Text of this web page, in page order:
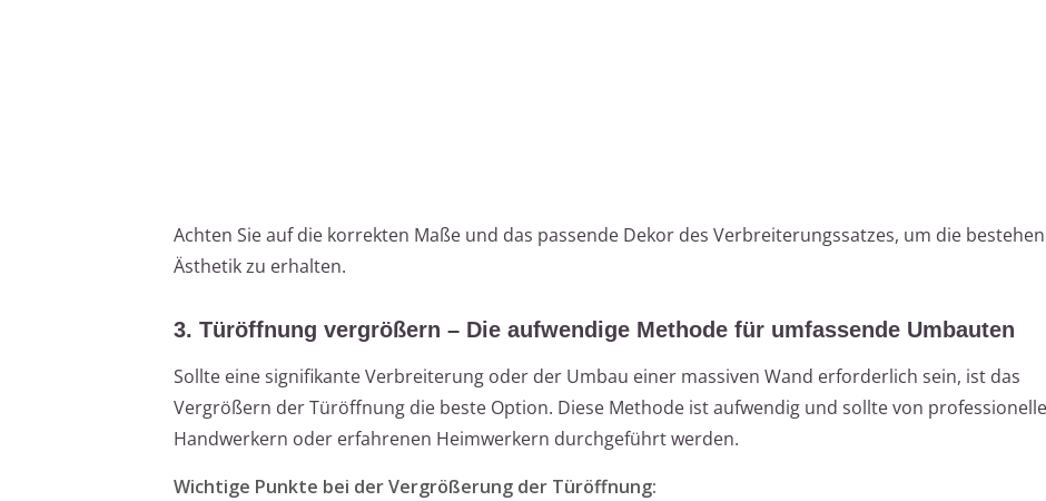
Achten Sie auf die korrekten Maße und das passende Dekor des Verbreiterungssatzes, um die
Ästhetik zu erhalten.
3. Türöffnung vergrößern – Die aufwendige Methode für umfassende Umbauten
Sollte eine signifikante Verbreiterung oder der Umbau einer massiven Wand erforderlich sein, ist das
Vergrößern der Türöffnung die beste Option. Diese Methode ist aufwendig und sollte von
Handwerkern oder erfahrenen Heimwerkern durchgeführt werden.
Wichtige Punkte bei der Vergrößerung der Türöffnung: